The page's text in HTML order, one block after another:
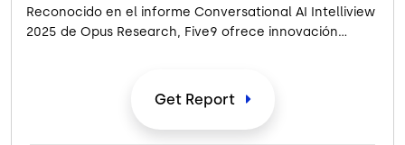
Reconocido en el informe Conversational AI Intelliview
2025 de Opus Research, Five9 ofrece innovación
organizaciones el poder del más a través de
implementaciones seguras, automatización inteligente
e impacto empresarial medible.
Get Report